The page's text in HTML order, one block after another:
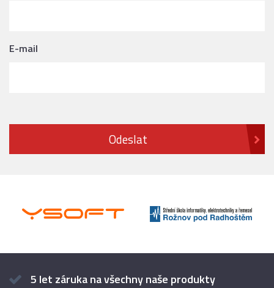
E-mail
5 let záruka na všechny naše produkty